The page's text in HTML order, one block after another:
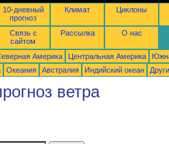
10-дневный
прогноз
Климат Циклоны
Связь с
сайтом
Рассылка О нас
Америка Центральная Америка
Океания Австралия Индийский океан
ветра